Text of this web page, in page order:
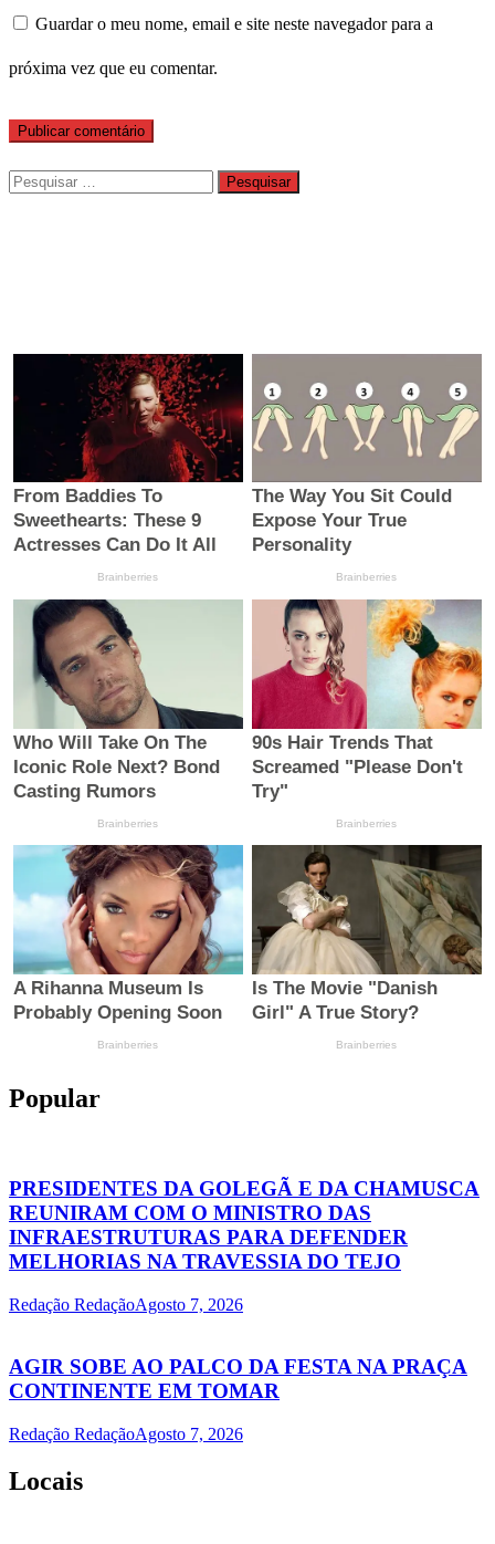
Guardar o meu nome, email e site neste navegador para a
próxima vez que eu comentar.
Pesquisar
por:
Popular
PRESIDENTES DA GOLEGÃ E DA CHAMUSCA
REUNIRAM COM O MINISTRO DAS
INFRAESTRUTURAS PARA DEFENDER
MELHORIAS NA TRAVESSIA DO TEJO
Redação RedaçãoAgosto 7, 2026
AGIR SOBE AO PALCO DA FESTA NA PRAÇA
CONTINENTE EM TOMAR
Redação RedaçãoAgosto 7, 2026
Locais